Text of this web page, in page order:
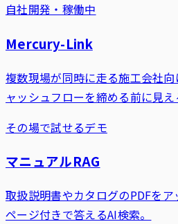
自社開発・稼働中
Mercury-Link
複数現場が同時に走る施工会社
ャッシュフローを締める前に見え
その場で試せるデモ
マニュアルRAG
取扱説明書やカタログのPDFを
ページ付きで答えるAI検索。